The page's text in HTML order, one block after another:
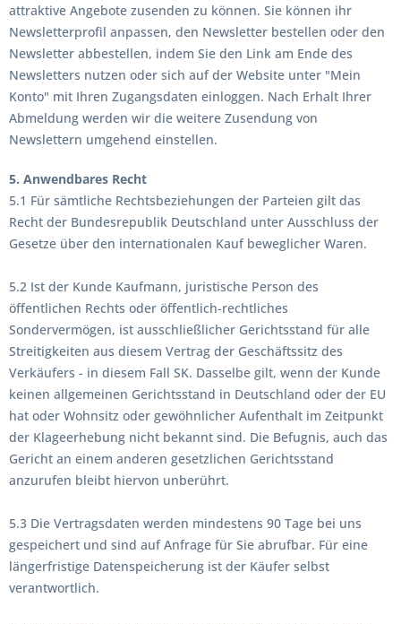
attraktive Angebote zusenden zu können. Sie können ihr
Newsletterprofil anpassen, den Newsletter bestellen oder den
Newsletter abbestellen, indem Sie den Link am Ende des
Newsletters nutzen oder sich auf der Website unter "Mein
Konto" mit Ihren Zugangsdaten einloggen. Nach Erhalt Ihrer
Abmeldung werden wir die weitere Zusendung von
Newslettern umgehend einstellen.
5. Anwendbares Recht
5.1 Für sämtliche Rechtsbeziehungen der Parteien gilt das
Recht der Bundesrepublik Deutschland unter Ausschluss der
Gesetze über den internationalen Kauf beweglicher Waren.
5.2 Ist der Kunde Kaufmann, juristische Person des
öffentlichen Rechts oder öffentlich-rechtliches
Sondervermögen, ist ausschließlicher Gerichtsstand für alle
Streitigkeiten aus diesem Vertrag der Geschäftssitz des
Verkäufers - in diesem Fall SK. Dasselbe gilt, wenn der Kunde
keinen allgemeinen Gerichtsstand in Deutschland oder der EU
hat oder Wohnsitz oder gewöhnlicher Aufenthalt im Zeitpunkt
der Klageerhebung nicht bekannt sind. Die Befugnis, auch das
Gericht an einem anderen gesetzlichen Gerichtsstand
anzurufen bleibt hiervon unberührt.
5.3 Die Vertragsdaten werden mindestens 90 Tage bei uns
gespeichert und sind auf Anfrage für Sie abrufbar. Für eine
längerfristige Datenspeicherung ist der Käufer selbst
verantwortlich.